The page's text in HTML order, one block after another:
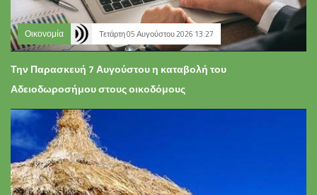
Οικονομία Τετάρτη 05 Αυγούστου 2026 13:27
Την Παρασκευή 7 Αυγούστου η καταβολή του
Αδειοδωροσήμου στους οικοδόμους